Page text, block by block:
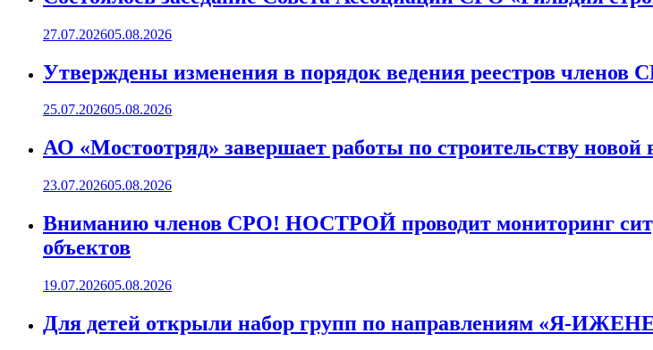
27.07.202605.08.2026
Утверждены изменения в порядок ведения реестров членов
25.07.202605.08.2026
АО «Мостоотряд» завершает работы по строительству новой
23.07.202605.08.2026
Вниманию членов СРО! НОСТРОЙ проводит мониторинг
объектов
19.07.202605.08.2026
Для детей открыли набор групп по направлениям «Я-